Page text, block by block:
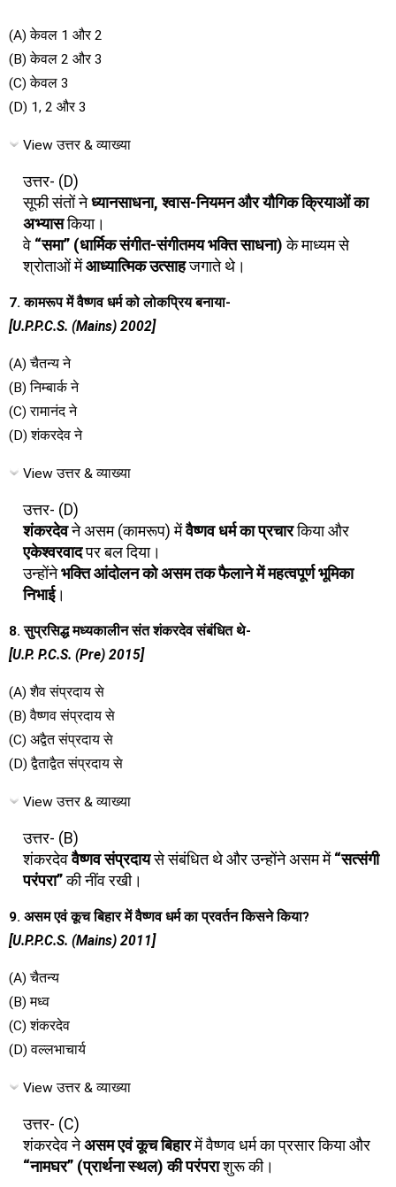
(A) केवल 1 और 2
(B) केवल 2 और 3
(C) केवल 3
(D) 1, 2 और 3
View उत्तर & व्याख्या
उत्तर- (D)
सूफी संतों नेध्यानसाधना, श्वास-नियमन और यौगिक क्रियाओं का
अभ्यासकिया।
वे “समा” (धार्मिक संगीत-संगीतमय भक्ति साधना)के माध्यम से
श्रोताओं मेंआध्यात्मिक उत्साहजगाते थे।
7. कामरूप में वैष्णव धर्म को लोकप्रिय बनाया-
[U.P.P.C.S. (Mains) 2002]
(A) चैतन्य ने
(B) निम्बार्क ने
(C) रामानंद ने
(D) शंकरदेव ने
View उत्तर & व्याख्या
उत्तर- (D)
शंकरदेवने असम (कामरूप) मेंवैष्णव धर्म का प्रचारकिया और
एकेश्वरवादपर बल दिया।
उन्होंनेभक्ति आंदोलन को असम तक फैलाने में महत्वपूर्ण भूमिका
निभाई।
8. सुप्रसिद्ध मध्यकालीन संत शंकरदेव संबंधित थे-
[U.P. P.C.S. (Pre) 2015]
(A) शैव संप्रदाय से
(B) वैष्णव संप्रदाय से
(C) अद्वैत संप्रदाय से
(D) द्वैताद्वैत संप्रदाय से
View उत्तर & व्याख्या
उत्तर- (B)
शंकरदेववैष्णव संप्रदायसे संबंधित थे और उन्होंने असम में“सत्संगी
परंपरा”की नींव रखी।
9. असम एवं कूच बिहार में वैष्णव धर्म का प्रवर्तन किसने किया?
[U.P.P.C.S. (Mains) 2011]
(A) चैतन्य
(B) मध्व
(C) शंकरदेव
(D) वल्लभाचार्य
View उत्तर & व्याख्या
उत्तर- (C)
शंकरदेव नेअसम एवं कूच बिहारमें वैष्णव धर्म का प्रसार किया और
“नामघर” (प्रार्थना स्थल) की परंपराशुरू की।